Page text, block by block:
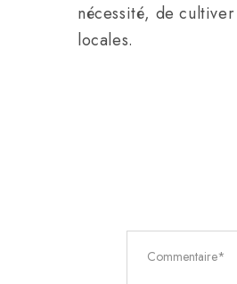
nécessité, de
locales.